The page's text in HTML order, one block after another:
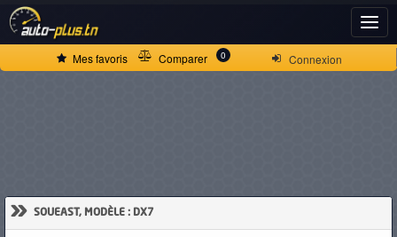
Connexion
Mes favoris Comparer 0
» SOUEAST, MODÈLE : DX7
ACCUEIL